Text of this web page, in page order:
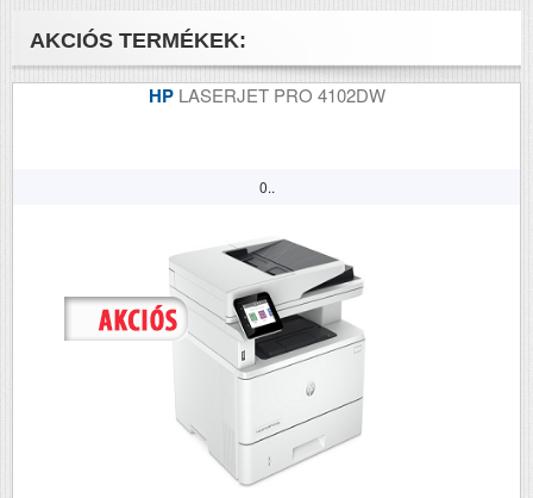
csatlakoztatott
Lexmark Document
Solutions Suite
AKCIÓS TERMÉKEK:
HP LASERJET PRO 4102DW
0..